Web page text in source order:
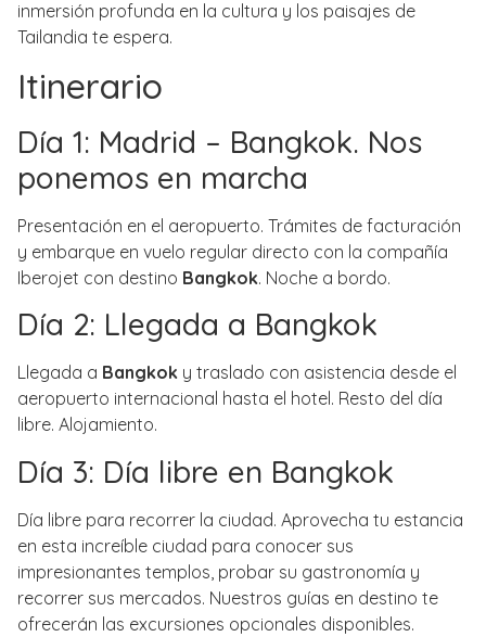
inmersión profunda en la cultura y los paisajes de
Tailandia te espera.
Itinerario
Día 1: Madrid – Bangkok. Nos
ponemos en marcha
Presentación en el aeropuerto. Trámites de facturación
y embarque en vuelo regular directo con la compañía
Iberojet con destino Bangkok. Noche a bordo.
Día 2: Llegada a Bangkok
Llegada a Bangkok y traslado con asistencia desde el
aeropuerto internacional hasta el hotel. Resto del día
libre. Alojamiento.
Día 3: Día libre en Bangkok
Día libre para recorrer la ciudad. Aprovecha tu estancia
en esta increíble ciudad para conocer sus
impresionantes templos, probar su gastronomía y
recorrer sus mercados. Nuestros guías en destino te
ofrecerán las excursiones opcionales disponibles.